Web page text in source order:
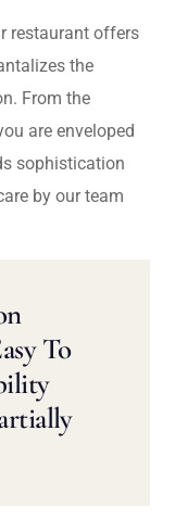
restaurant offers
the
From the
are enveloped
sophistication
by our team
To